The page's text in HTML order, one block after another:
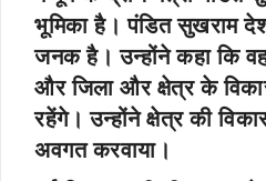
भूमिका है। पंडित सुखराम
जनक है। उन्होंने कहा कि
और जिला और क्षेत्र के
रहेंगे। उन्होंने क्षेत्र की
अवगत करवाया।